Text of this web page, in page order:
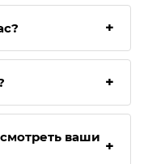
+
+
Обычно аудит
ваши
+